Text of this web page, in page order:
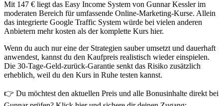
Mit 147 € liegt das Easy Income System von Gunnar Kessler im
moderaten Bereich für umfassende Online-Marketing-Kurse. Allein
das integrierte Google Traffic System würde bei vielen anderen
Anbietern mehr kosten als der komplette Kurs hier.
Wenn du auch nur eine der Strategien sauber umsetzt und dauerhaft
anwendest, kannst du den Kaufpreis realistisch wieder einspielen.
Die 30-Tage-Geld-zurück-Garantie senkt das Risiko zusätzlich
erheblich, weil du den Kurs in Ruhe testen kannst.
👉 Du möchtest den aktuellen Preis und alle Bonusinhalte direkt bei